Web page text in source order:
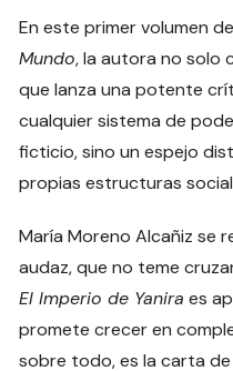
En este primer volumen
Mundo, la autora no solo
que lanza una potente
cualquier sistema de
ficticio, sino un espejo
propias estructuras
María Moreno Alcañiz se
audaz, que no teme
El Imperio de Yanira es
promete crecer en
sobre todo, es la carta